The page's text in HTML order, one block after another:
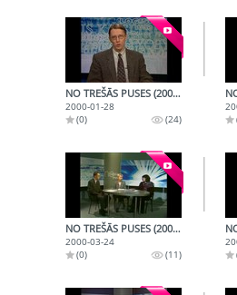
NO TREŠĀS PUSES (2000-01-28)
2000-01-28
(0)
(24)
NO TREŠĀS PUSES (2000-03-24)
2000-03-24
(0)
(11)